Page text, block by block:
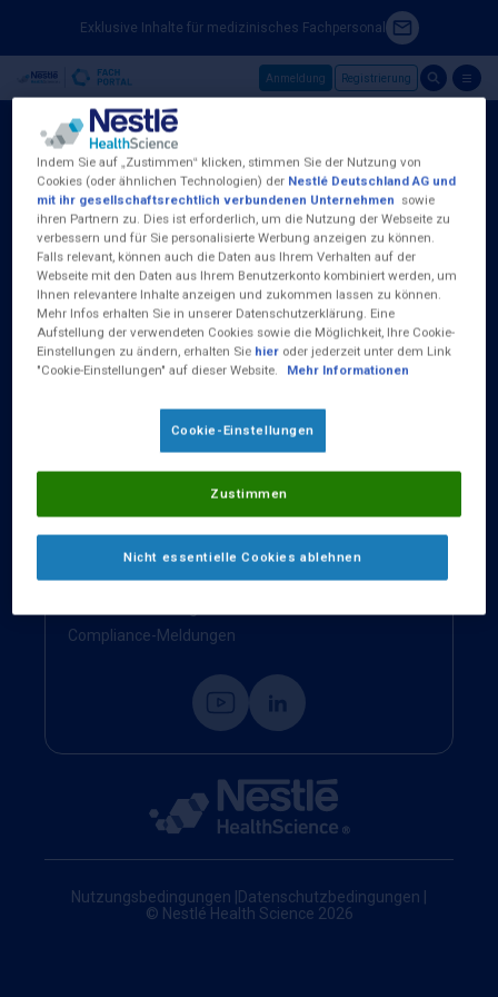
Skip to main content
Exklusive Inhalte für medizinisches Fachpersonal
Anmeldung Registrierung
Nestlé Health Science (Deutschland) GmbH
Baseler Straße 46
D-60329 Frankfurt am Main
Tel.:0800 100 16 35
(Kostenlos aus dem deutschen Fest- und
Mobilfunknetz)
Erreichbar Montag bis Donnerstag von 09:00
Impressum
Nestlé Health Science Website
Compliance-Meldungen
Nutzungsbedingungen Datenschutzbedingungen
© Nestlé Health Science 2026
Indem Sie auf „Zustimmen“ klicken, stimmen Sie der Nutzung von
Cookies (oder ähnlichen Technologien) der Nestlé Deutschland AG und
mit ihr gesellschaftsrechtlich verbundenen Unternehmen sowie
ihren Partnern zu. Dies ist erforderlich, um die Nutzung der Webseite zu
verbessern und für Sie personalisierte Werbung anzeigen zu können.
Falls relevant, können auch die Daten aus Ihrem Verhalten auf der
Webseite mit den Daten aus Ihrem Benutzerkonto kombiniert werden, um
Ihnen relevantere Inhalte anzeigen und zukommen lassen zu können.
Mehr Infos erhalten Sie in unserer Datenschutzerklärung. Eine
Aufstellung der verwendeten Cookies sowie die Möglichkeit, Ihre Cookie-
Einstellungen zu ändern, erhalten Sie hier oder jederzeit unter dem Link
"Cookie-Einstellungen" auf dieser Website.
Mehr Informationen
Cookie-Einstellungen
Nicht essentielle Cookies ablehnen
Zustimmen